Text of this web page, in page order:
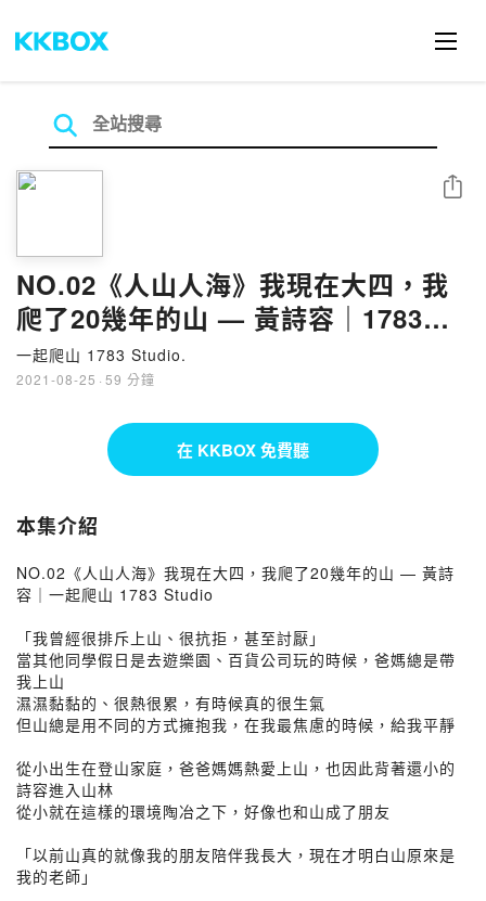
NO.02《人山人海》我現在大四，我
爬了20幾年的山 — 黃詩容｜1783
Studio
一起爬山 1783 Studio.
2021-08-25 · 59 分鐘
分享
在 KKBOX 免費聽
本集介紹
NO.02《人山人海》我現在大四，我爬了20幾年的山 — 黃詩
容｜一起爬山 1783 Studio
「我曾經很排斥上山、很抗拒，甚至討厭」
當其他同學假日是去遊樂園、百貨公司玩的時候，爸媽總是帶
我上山
濕濕黏黏的、很熱很累，有時候真的很生氣
但山總是用不同的方式擁抱我，在我最焦慮的時候，給我平靜
從小出生在登山家庭，爸爸媽媽熱愛上山，也因此背著還小的
詩容進入山林
從小就在這樣的環境陶冶之下，好像也和山成了朋友
「以前山真的就像我的朋友陪伴我長大，現在才明白山原來是
我的老師」